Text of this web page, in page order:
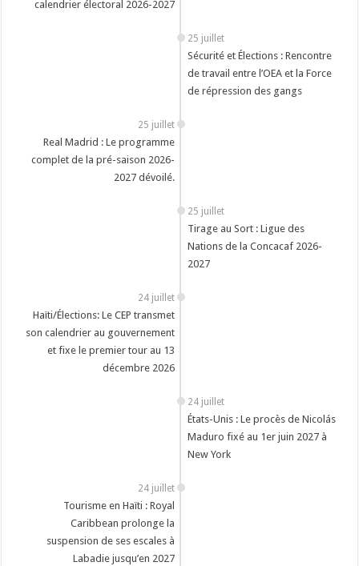
calendrier électoral 2026-2027
25 juillet
Sécurité et Élections : Rencontre
de travail entre l’OEA et la Force
de répression des gangs
25 juillet
Real Madrid : Le programme
complet de la pré-saison 2026-
2027 dévoilé.
25 juillet
Tirage au Sort : Ligue des
Nations de la Concacaf 2026-
2027
24 juillet
Haïti/Élections: Le CEP transmet
son calendrier au gouvernement
et fixe le premier tour au 13
décembre 2026
24 juillet
États-Unis : Le procès de Nicolás
Maduro fixé au 1er juin 2027 à
New York
24 juillet
Tourisme en Haïti : Royal
Caribbean prolonge la
suspension de ses escales à
Labadie jusqu’en 2027